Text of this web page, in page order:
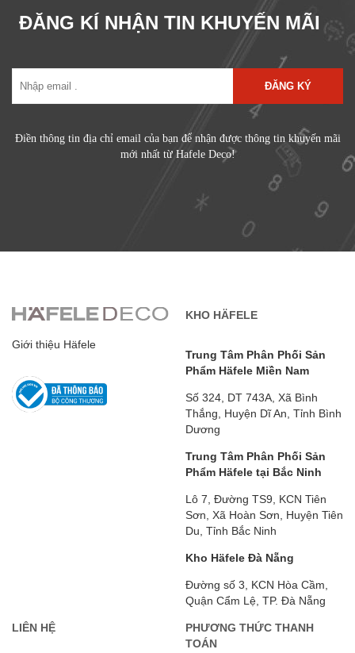
ĐĂNG KÍ NHẬN TIN KHUYẾN MÃI
ĐĂNG KÝ
Điền thông tin địa chỉ email của bạn để nhận được thông tin khuyến mãi
mới nhất từ Hafele Deco!
Giới thiệu Häfele
KHO HÄFELE
Trung Tâm Phân Phối Sản
Phẩm Häfele Miền Nam
Số 324, DT 743A, Xã Bình
Thắng, Huyện Dĩ An, Tỉnh Bình
Dương
Trung Tâm Phân Phối Sản
Phẩm Häfele tại Bắc Ninh
Lô 7, Đường TS9, KCN Tiên
Sơn, Xã Hoàn Sơn, Huyện Tiên
Du, Tỉnh Bắc Ninh
Kho Häfele Đà Nẵng
Đường số 3, KCN Hòa Cầm,
Quận Cẩm Lệ, TP. Đà Nẵng
LIÊN HỆ
PHƯƠNG THỨC THANH
TOÁN